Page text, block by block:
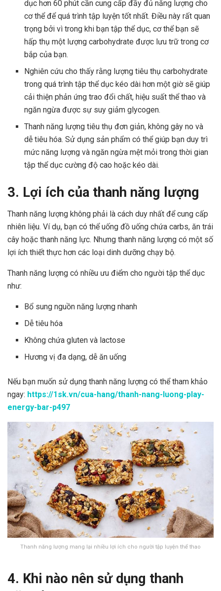
dục hơn 60 phút cần cung cấp đầy đủ năng lượng cho
cơ thể để quá trình tập luyện tốt nhất. Điều này rất quan
trọng bởi vì trong khi bạn tập thể dục, cơ thể bạn sẽ
hấp thụ một lượng carbohydrate được lưu trữ trong cơ
bắp của bạn.
Nghiên cứu cho thấy rằng lượng tiêu thụ carbohydrate
trong quá trình tập thể dục kéo dài hơn một giờ sẽ giúp
cải thiện phản ứng trao đổi chất, hiệu suất thể thao và
ngăn ngừa được sự suy giảm glycogen.
Thanh năng lượng tiêu thụ đơn giản, không gây no và
dễ tiêu hóa. Sử dụng sản phẩm có thể giúp bạn duy trì
mức năng lượng và ngăn ngừa mệt mỏi trong thời gian
tập thể dục cường độ cao hoặc kéo dài.
3. Lợi ích của thanh năng lượng
Thanh năng lượng không phải là cách duy nhất để cung cấp
nhiên liệu. Ví dụ, bạn có thể uống đồ uống chứa carbs, ăn trái
cây hoặc thanh năng lực. Nhưng thanh năng lượng có một số
lợi ích thiết thực hơn các loại dinh dưỡng chạy bộ.
Thanh năng lượng có nhiều ưu điểm cho người tập thể dục
như:
Bổ sung nguồn năng lượng nhanh
Dễ tiêu hóa
Không chứa gluten và lactose
Hương vị đa dạng, dễ ăn uống
Nếu bạn muốn sử dụng thanh năng lượng có thể tham khảo
ngay: https://1sk.vn/cua-hang/thanh-nang-luong-play-
energy-bar-p497
Thanh năng lượng mang lại nhiều lợi ích cho người tập luyện thể thao
4. Khi nào nên sử dụng thanh